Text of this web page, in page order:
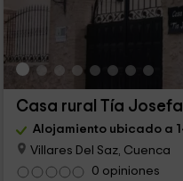
Casa rural Tía Josefa
Alojamiento ubicado a
Villares Del Saz, Cuenca
0 opiniones